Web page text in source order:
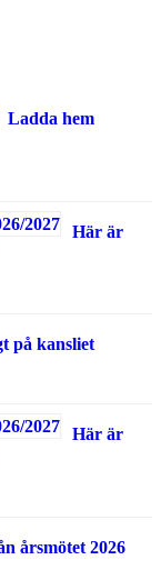
Ladda hem
Här är
på kansliet
Här är
årsmötet 2026